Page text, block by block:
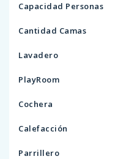
Capacidad Personas
Cantidad Camas
Lavadero
PlayRoom
Cochera
Calefacción
Parrillero